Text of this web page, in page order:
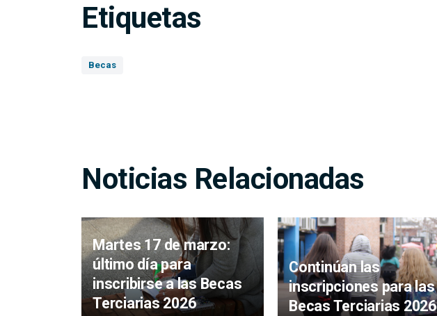
Etiquetas
Becas
Noticias Relacionadas
Martes 17 de marzo:
último día para
inscribirse a las Becas
Terciarias 2026
Continúan las
inscripciones para las
Becas Terciarias 2026